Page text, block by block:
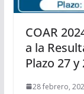
COAR
a la
Plazo 27
28 febrero,